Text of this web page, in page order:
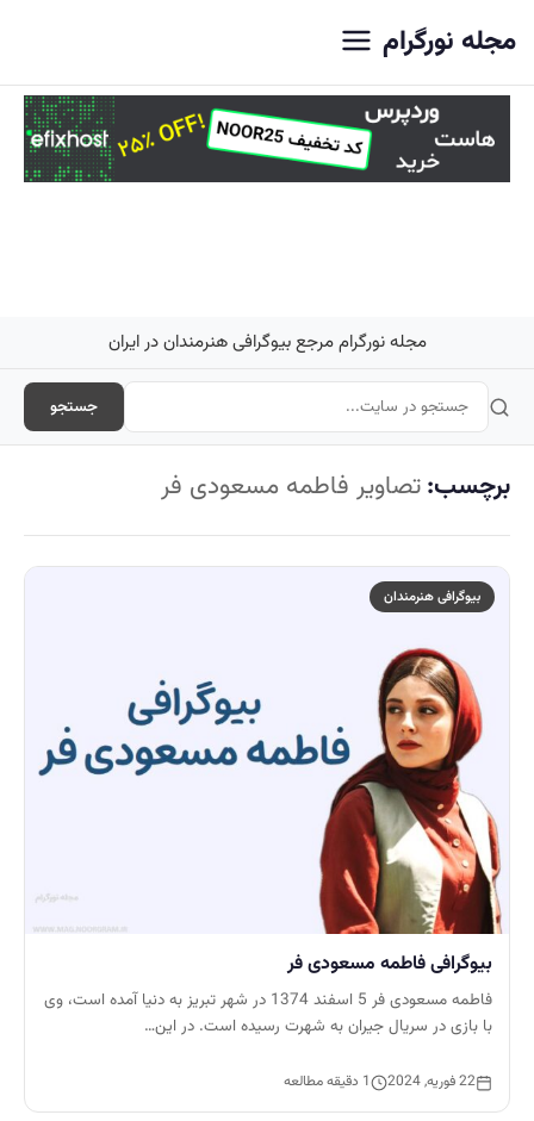
مجله نورگرام
مجله نورگرام مرجع بیوگرافی هنرمندان در ایران
جستجو
برچسب:تصاویر فاطمه مسعودی فر
بیوگرافی هنرمندان
بیوگرافی فاطمه مسعودی فر
فاطمه مسعودی فر 5 اسفند 1374 در شهر تبریز به دنیا آمده است، وی
با بازی در سریال جیران به شهرت رسیده است. در این…
22 فوریه, 2024 1 دقیقه مطالعه